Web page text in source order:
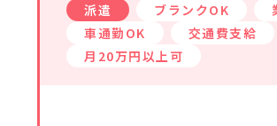
札幌市近
派遣 ブランクOK
車通勤OK
交通費支給
月20万円以上可